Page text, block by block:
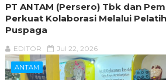
PT ANTAM (Persero) Tbk dan
Perkuat Kolaborasi Melalui
Puspaga
EDITOR Jul 22, 2026
ANTAM